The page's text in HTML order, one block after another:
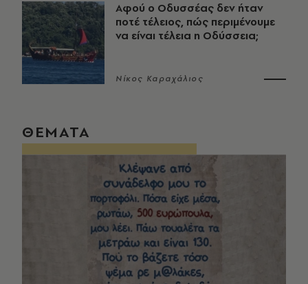
Αφού ο Οδυσσέας δεν ήταν
ποτέ τέλειος, πώς περιμένουμε
να είναι τέλεια η Οδύσσεια;
Νίκος Καραχάλιος
ΘΕΜΑΤΑ